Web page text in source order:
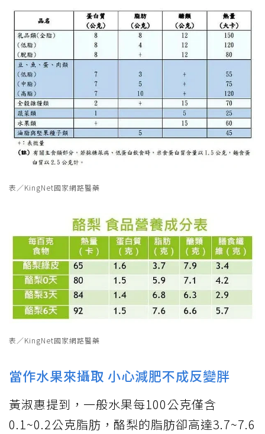
表／KingNet國家網路醫藥
表／KingNet國家網路醫藥
當作水果來攝取 小心減肥不成反變胖
黃淑惠提到，一般水果每100公克僅含
0.1~0.2公克脂肪，酪梨的脂肪卻高達3.7~7.6